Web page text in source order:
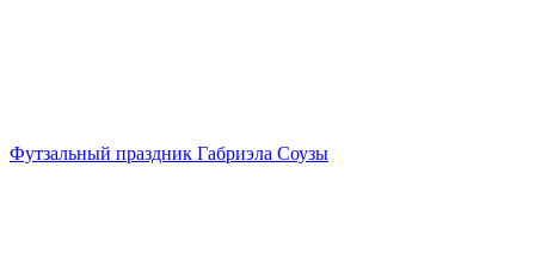
Футзальный праздник Габриэла Соузы